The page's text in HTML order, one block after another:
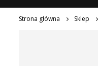
Strona główna Sklep